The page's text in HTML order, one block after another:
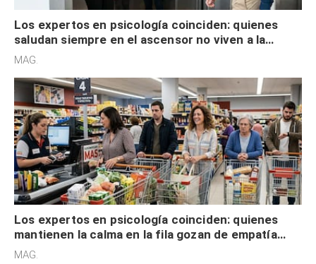
Los expertos en psicología coinciden: quienes
saludan siempre en el ascensor no viven a la
defensiva y tienen apertura social
MAG.
Los expertos en psicología coinciden: quienes
mantienen la calma en la fila gozan de empatía
cognitiva, gratitud y no solo tienen autocontrol
MAG.